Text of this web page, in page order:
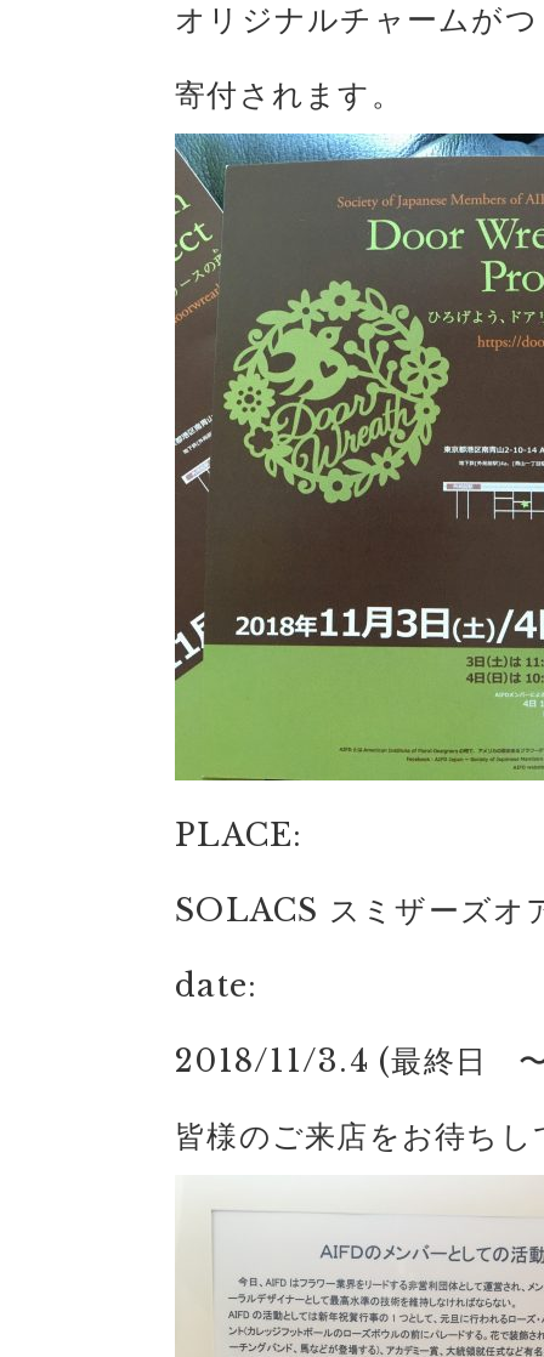
オリジナルチャームが
寄付されます。
PLACE:
SOLACS スミザーズオ
date:
2018/11/3.4 (最終日
皆様のご来店をお待ち